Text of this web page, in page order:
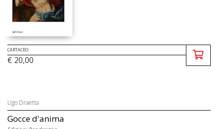
CARTACEO
€ 20,00
Ugo Draetta
Gocce d'anima